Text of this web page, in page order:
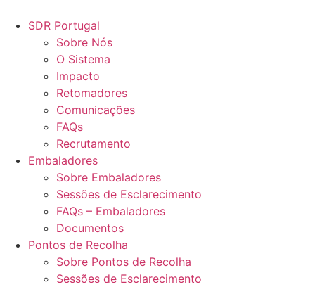
para
conteúdo
SDR Portugal
Sobre Nós
O Sistema
Impacto
Retomadores
Comunicações
FAQs
Recrutamento
Embaladores
Sobre Embaladores
Sessões de Esclarecimento
FAQs – Embaladores
Documentos
Pontos de Recolha
Sobre Pontos de Recolha
Sessões de Esclarecimento